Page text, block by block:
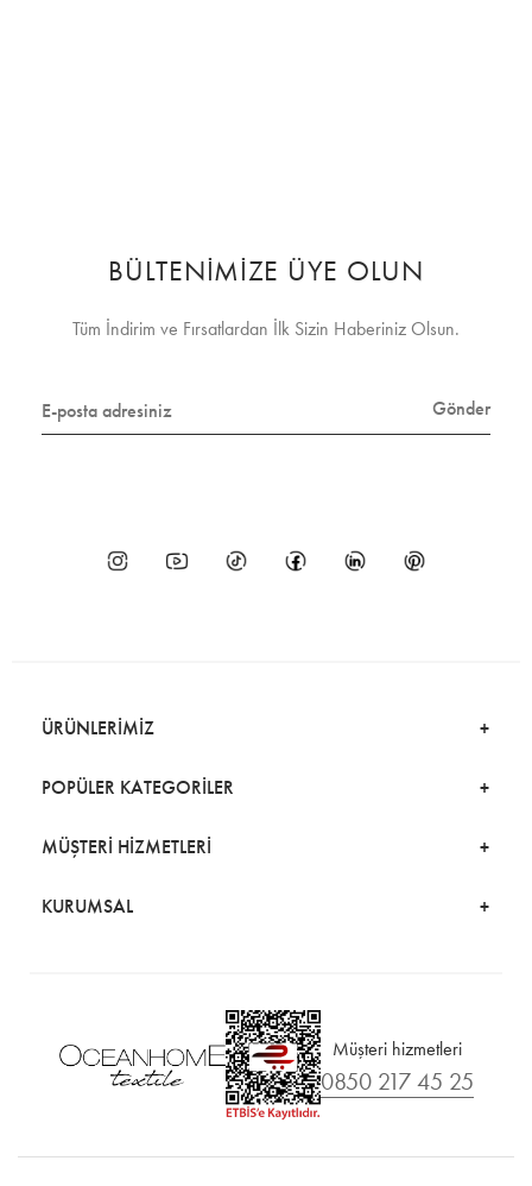
BÜLTENİMİZE ÜYE OLUN
Tüm İndirim ve Fırsatlardan İlk Sizin Haberiniz Olsun.
Gönder
ÜRÜNLERİMİZ
POPÜLER KATEGORİLER
MÜŞTERİ HİZMETLERİ
KURUMSAL
Müşteri hizmetleri
0850 217 45 25